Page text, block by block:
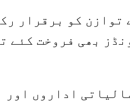
کو برقرار
بھی فروخت کئے
اداروں